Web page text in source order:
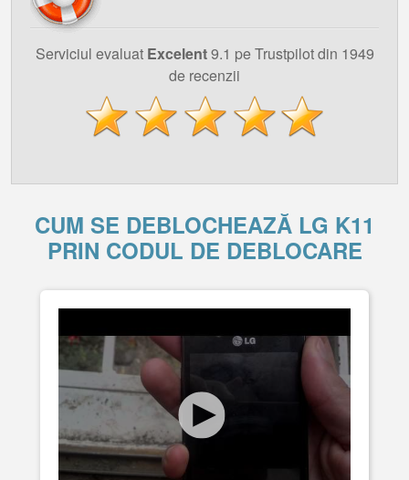
Serviciul evaluat Excelent9.1 pe Trustpilot din 1949
de recenzii
CUM SE DEBLOCHEAZĂ LG K11
PRIN CODUL DE DEBLOCARE